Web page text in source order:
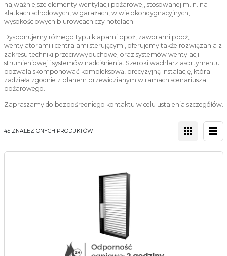
najważniejsze elementy wentylacji pożarowej, stosowanej m.in. na
klatkach schodowych, w garażach, w wielokondygnacyjnych,
wysokościowych biurowcach czy hotelach.
Dysponujemy różnego typu klapami ppoż, zaworami ppoż,
wentylatorami i centralami sterującymi, oferujemy także rozwiązania z
zakresu techniki przeciwwybuchowej oraz systemów wentylacji
strumieniowej i systemów nadciśnienia. Szeroki wachlarz asortymentu
pozwala skomponować kompleksową, precyzyjną instalację, która
zadziała zgodnie z planem przewidzianym w ramach scenariusza
pożarowego.
Zapraszamy do bezpośredniego kontaktu w celu ustalenia szczegółów.
45 ZNALEZIONYCH PRODUKTÓW